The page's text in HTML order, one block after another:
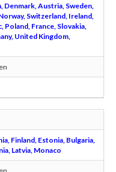
Denmark, Austria, Sweden,
Switzerland, Ireland,
Poland, France, Slovakia,
United Kingdom,
Finland, Estonia, Bulgaria,
Latvia, Monaco